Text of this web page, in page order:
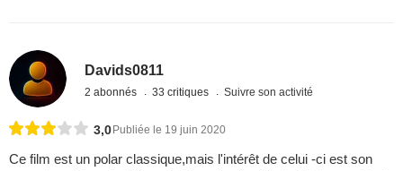
Davids0811
2 abonnés 33 critiques Suivre son activité
3,0Publiée le 19 juin 2020
Ce film est un polar classique,mais l'intérêt de celui -ci est son